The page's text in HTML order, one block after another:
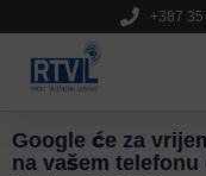
+387
Google će za
na vašem telefonu